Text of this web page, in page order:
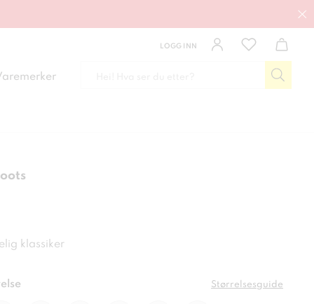
LOGG INN
klassiker
Størrelsesguide